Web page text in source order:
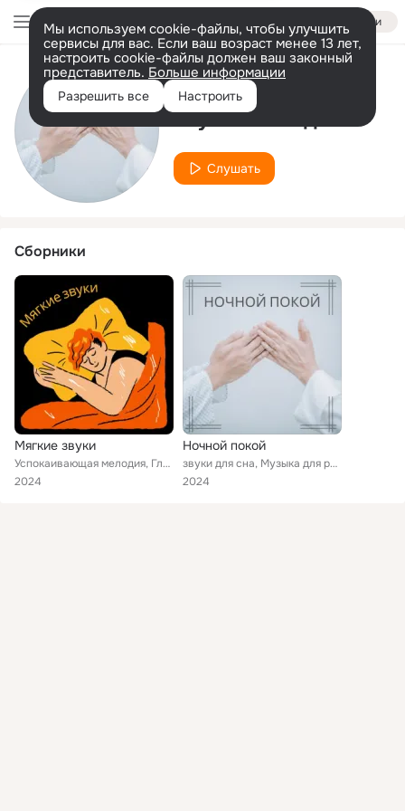
Войти
Мы используем cookie-файлы, чтобы улучшить
сервисы для вас. Если ваш возраст менее 13 лет,
настроить cookie-файлы должен ваш законный
представитель. Больше информации
Разрешить все Настроить
Исполнитель
Глубокий отдых
Слушать
Сборники
Мягкие звуки
Успокаивающая мелодия, Глубокий отдых, Нежные сны
2024
Ночной покой
звуки для сна, Музыка для релаксации, Глубокий отдых
2024